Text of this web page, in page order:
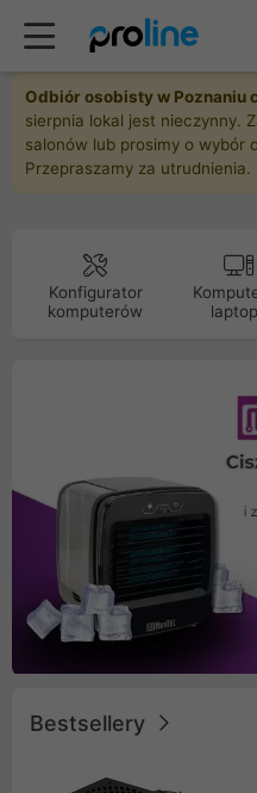
Odbiór osobisty w Poznaniu
sierpnia lokal jest nieczynny.
salonów lub prosimy o wybór
Przepraszamy za utrudnienia.
Konfigurator
komputerów
Bestsellery